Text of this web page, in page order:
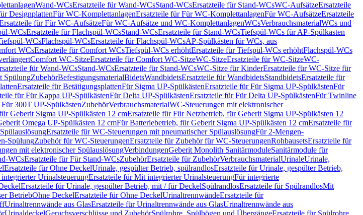
Wand-WCsErsatzteile für Wand-WCsStand-WCsErsatzteile für Stand-WCsWC-AufsätzeErsatzteile
DesignplattenFür WC-KomplettanlagenErsatzteile für Für WC-KomplettanlagenFür WC-AufsätzeErsatzteile
für Für WC-AufsätzeFür WC-Aufsätze und WC-KomplettanlagenWCsVerbrauchsmaterialWCs und
WCsErsatzteile für Flachspül-WCsStand-WCsErsatzteile für Stand-WCsTiefspül-WCs für AP-Spülkasten
WCsFlachspül-WCsErsatzteile für Flachspül-WCsAP-Spülkästen für WCs, aus
WCsErsatzteile für Comfort WCsTiefspül-WCs erhöhtErsatzteile für Tiefspül-WCs erhöhtFlachspül-WCs
Comfort WC-SitzeErsatzteile für Comfort WC-SitzeWC-SitzeErsatzteile für WC-SitzeWC-
für Wand-WCsStand-WCsErsatzteile für Stand-WCsWC-Sitze für KinderErsatzteile für WC-Sitze für
SpülungZubehörBefestigungsmaterialBidetsWandbidetsErsatzteile für WandbidetsStandbidetsErsatzteile für
Ersatzteile für BetätigungsplattenFür Sigma UP-SpülkästenErsatzteile für Für Sigma UP-SpülkästenFür
für Für Kappa UP-SpülkästenFür Delta UP-SpülkästenErsatzteile für Für Delta UP-SpülkästenFür Twinline
300T UP-SpülkästenZubehörVerbrauchsmaterialWC-Steuerungen mit elektronischer
Geberit Sigma UP-Spülkästen 12 cmErsatzteile für Für Netzbetrieb, für Geberit Sigma UP-Spülkästen 12
Omega UP-Spülkästen 12 cmFür Batteriebetrieb, für Geberit Sigma UP-Spülkästen 12 cmErsatzteile für
Ersatzteile für WC-Steuerungen mit pneumatischer SpülauslösungFür 2-Mengen-
SpülungZubehör für WC-SteuerungenErsatzteile für Zubehör für WC-SteuerungenRohbausetsErsatzteile für
mit elektronischer SpülauslösungVerbindungenGeberit Monolith SanitärmoduleSanitärmodule für
WCsErsatzteile für Für Stand-WCsZubehörErsatzteile für ZubehörVerbrauchsmaterialUrinaleUrinale,
Ersatzteile für Ohne DeckelUrinale, gespülter Betrieb, spülrandlosErsatzteile für Urinale, gespülter Betrieb,
UrinalsteuerungErsatzteile für Mit integrierter UrinalsteuerungFür integrierte
Ersatzteile für Urinale, gespülter Betrieb, mit / für DeckelSpülrandlosErsatzteile für SpülrandlosMit
BetriebOhne DeckelErsatzteile für Ohne DeckelUrinaltrennwändeErsatzteile für
Urinaltrennwände aus GlasErsatzteile für Urinaltrennwände aus GlasUrinaltrennwände aus
UrinaldeckelGeruchsverschlüsse und ZubehörSpülrohre, Spülbögen und ÜbergängeErsatzteile für Spülrohre,